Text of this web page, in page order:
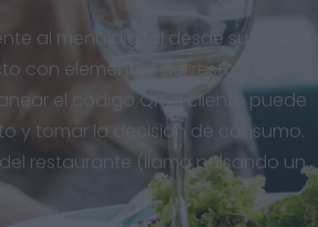
al menú digital desde su celular
con elementos del restaurante.
el código QR el cliente puede
y tomar la decisión de consumo.
restaurante (llama pulsando un